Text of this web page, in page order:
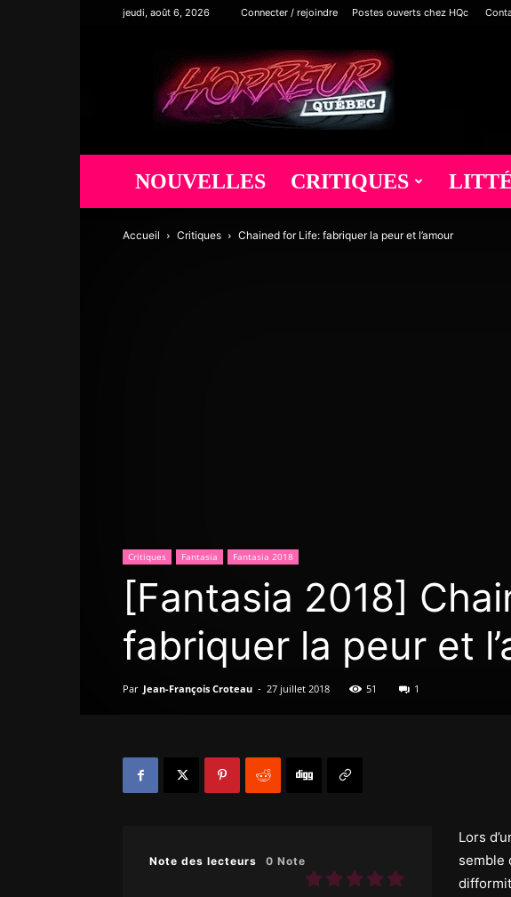
jeudi, août 6, 2026 Connecter / rejoindre Postes ouverts chez HQc
Horreur
Québec
NOUVELLES CRITIQUES
Accueil Critiques Chained for Life: fabriquer la peur et l’amour
Critiques Fantasia Fantasia 2018
[Fantasia 2018]
fabriquer la peur et
Par Jean-François Croteau - 27 juillet 2018 51 1
Note des lecteurs 0 Note
Lors
semble